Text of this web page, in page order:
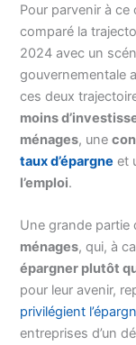
Pour parvenir à
comparé la
2024 avec un
gouvernementale
ces deux
moins
ménages, une
taux d’épargne et
l’emploi.
Une grande partie
ménages, qui, à
épargner plutôt
pour leur avenir,
privilégient
entreprises d’un